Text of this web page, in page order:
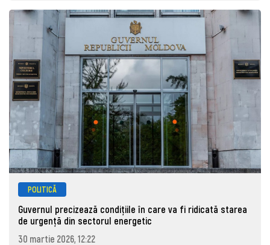
POLITICĂ
Guvernul precizează condițiile în care va fi ridicată starea
de urgență din sectorul energetic
30 martie 2026, 12:22